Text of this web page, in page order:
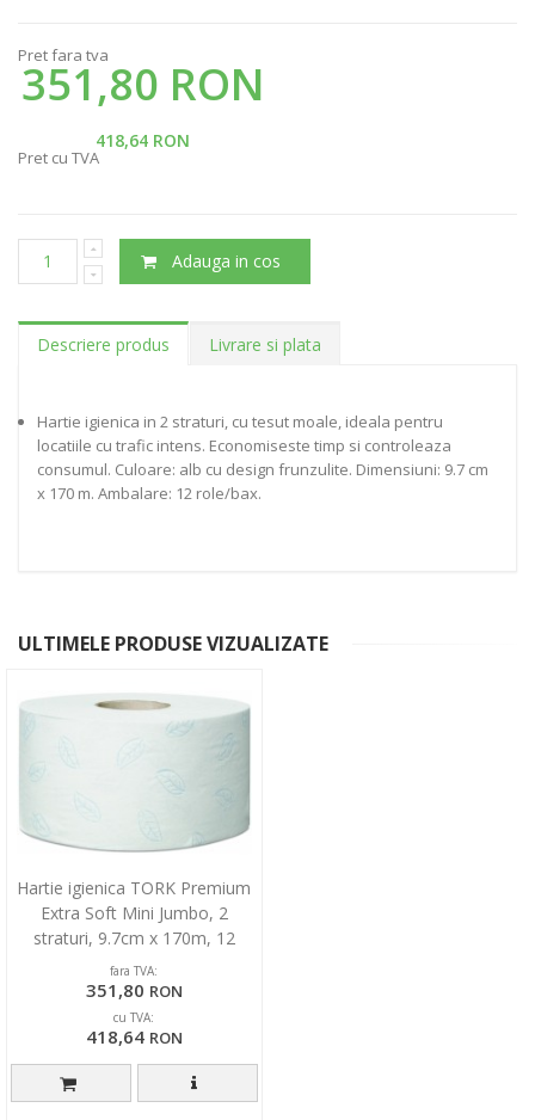
Pret fara tva
351,80 RON
418,64 RON
Pret cu TVA
Adauga in cos
Descriere produs Livrare si plata
Hartie igienica in 2 straturi, cu tesut moale, ideala pentru
locatiile cu trafic intens. Economiseste timp si controleaza
consumul. Culoare: alb cu design frunzulite. Dimensiuni: 9.7 cm
x 170 m. Ambalare: 12 role/bax.
ULTIMELE PRODUSE VIZUALIZATE
Hartie igienica TORK Premium
Extra Soft Mini Jumbo, 2
straturi, 9.7cm x 170m, 12
role/bax - alba
fara TVA:
351,80 RON
cu TVA:
418,64 RON